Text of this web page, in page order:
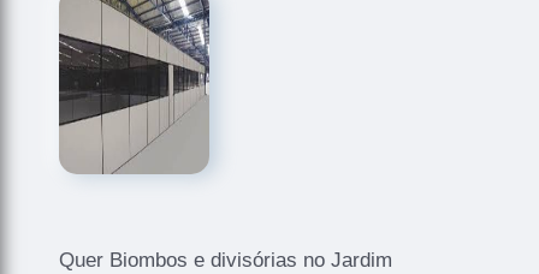
Quer Biombos e divisórias no Jardim